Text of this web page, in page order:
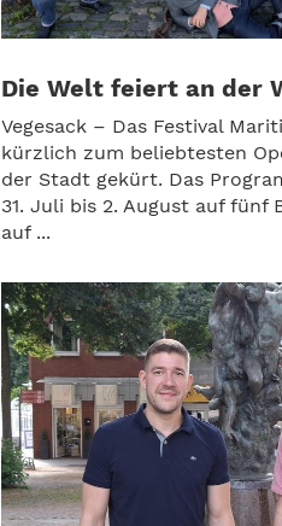
Die Welt feiert an der
Vegesack – Das Festival
kürzlich zum beliebtesten
der Stadt gekürt. Das
31. Juli bis 2. August auf fünf
auf ...